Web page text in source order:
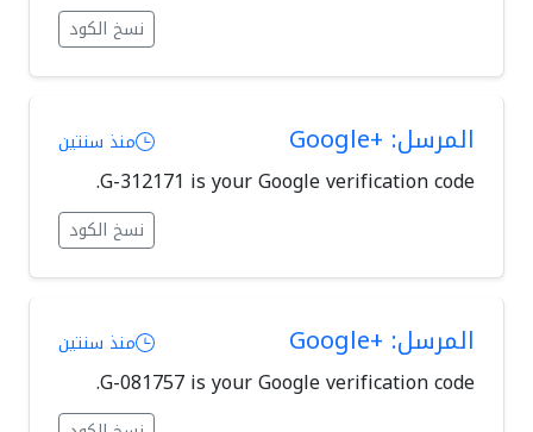
نسخ الكود
المرسل: +Google منذ سنتين
G-312171 is your Google verification code.
نسخ الكود
المرسل: +Google منذ سنتين
G-081757 is your Google verification code.